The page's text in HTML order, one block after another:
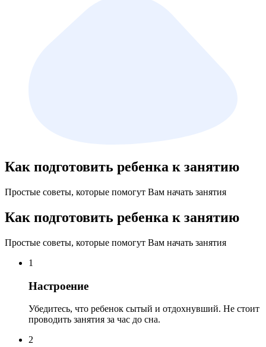
Как подготовить ребенка к занятию
Простые советы, которые помогут Вам начать занятия
Как подготовить ребенка к занятию
Простые советы, которые помогут Вам начать занятия
1
Настроение
Убедитесь, что ребенок сытый и отдохнувший. Не стоит
проводить занятия за час до сна.
2